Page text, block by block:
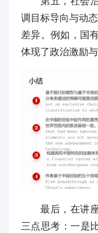
调目标导向与动
差异。例如，国
体现了政治激励
最后，在讲
三点思考：一是